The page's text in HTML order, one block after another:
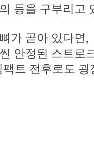
등을 구부리고
가 곧아 있다면,
안정된 스트로
팩트 전후로도